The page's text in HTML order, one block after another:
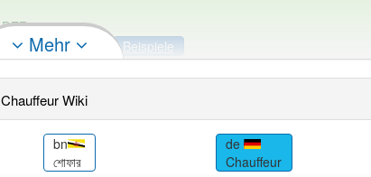
DER:263
DIE: 5Ausnahmen
Beispiele
DAS:8Ausnahmen
Wörter mit Endung
Mehr
Chauffeur Wiki
bn
শোফার
de
Chauffeur